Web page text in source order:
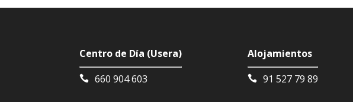
Centro de Día (Usera)
660 904 603
Alojamientos
91 527 79 89